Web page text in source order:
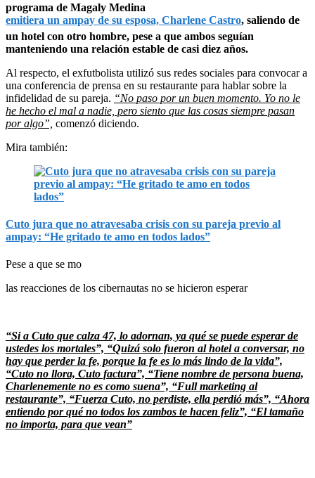
programa de Magaly Medina
emitiera un ampay de su esposa, Charlene Castro, saliendo de
un hotel con otro hombre, pese a que ambos seguían
manteniendo una relación estable de casi diez años.
Al respecto, el exfutbolista utilizó sus redes sociales para convocar a
una conferencia de prensa en su restaurante para hablar sobre la
infidelidad de su pareja. “No paso por un buen momento. Yo no le
he hecho el mal a nadie, pero siento que las cosas siempre pasan
por algo”, comenzó diciendo.
Mira también:
Cuto jura que no atravesaba crisis con su pareja previo al
ampay: “He gritado te amo en todos lados”
Pese a que se mo
las reacciones de los cibernautas no se hicieron esperar
“Si a Cuto que calza 47, lo adornan, ya qué se puede esperar de
ustedes los mortales”, “Quizá solo fueron al hotel a conversar, no
hay que perder la fe, porque la fe es lo más lindo de la vida”,
“Cuto no llora, Cuto factura”, “Tiene nombre de persona buena,
Charlenemente no es como suena”, “Full marketing al
restaurante”, “Fuerza Cuto, no perdiste, ella perdió más”, “Ahora
entiendo por qué no todos los zambos te hacen feliz”, “El tamaño
no importa, para que vean”